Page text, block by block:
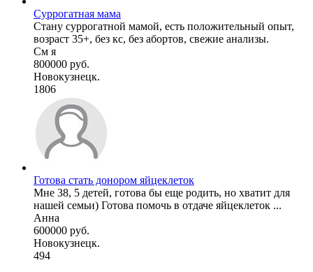
Суррогатная мама
Стану суррогатной мамой, есть положительный опыт,
возраст 35+, без кс, без абортов, свежие анализы.
См я
800000 руб.
Новокузнецк.
1806
Готова стать донором яйцеклеток
Мне 38, 5 детей, готова бы еще родить, но хватит для
нашей семьи) Готова помочь в отдаче яйцеклеток ...
Анна
600000 руб.
Новокузнецк.
494